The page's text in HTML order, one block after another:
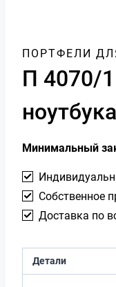
ПОРТФЕЛИ
П 4070/
Минимальный
Собственное
Доставка по
Детали